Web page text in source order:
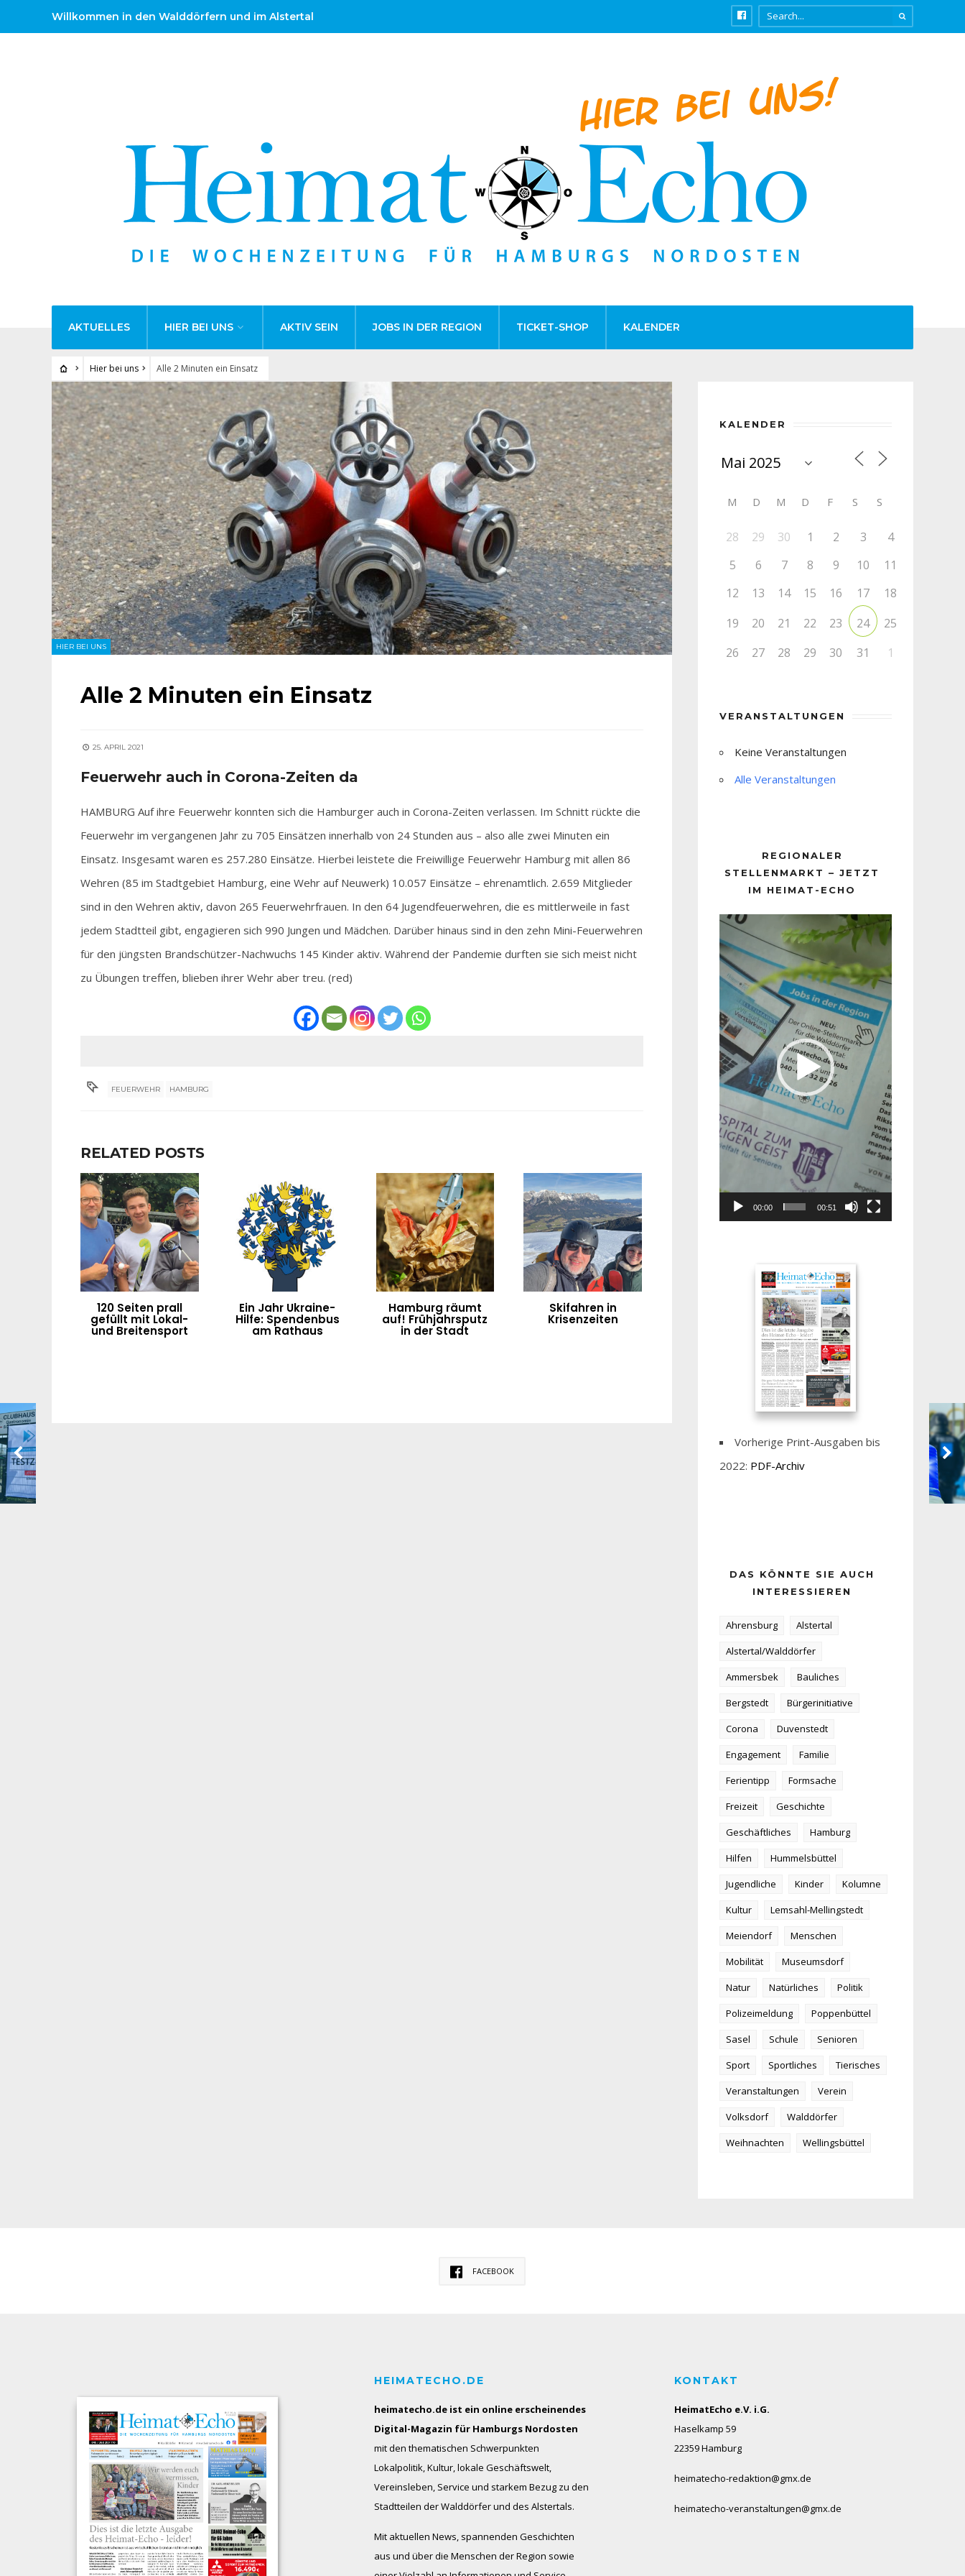
Willkommen in den Walddörfern und im Alstertal
AKTUELLES HIER BEI UNS AKTIV SEIN JOBS IN DER REGION TICKET-SHOP KALENDER
Hier bei uns Alle 2 Minuten ein Einsatz
HIER BEI UNS
Alle 2 Minuten ein Einsatz
25. APRIL 2021
Feuerwehr auch in Corona-Zeiten da
HAMBURG Auf ihre Feuerwehr konnten sich die Hamburger auch in Corona-Zeiten verlassen. Im Schnitt rückte die
Feuerwehr im vergangenen Jahr zu 705 Einsätzen innerhalb von 24 Stunden aus – also alle zwei Minuten ein
Einsatz. Insgesamt waren es 257.280 Einsätze. Hierbei leistete die Freiwillige Feuerwehr Hamburg mit allen 86
Wehren (85 im Stadtgebiet Hamburg, eine Wehr auf Neuwerk) 10.057 Einsätze – ehrenamtlich. 2.659 Mitglieder
sind in den Wehren aktiv, davon 265 Feuerwehrfrauen. In den 64 Jugendfeuerwehren, die es mittlerweile in fast
jedem Stadtteil gibt, engagieren sich 990 Jungen und Mädchen. Darüber hinaus sind in den zehn Mini-Feuerwehren
für den jüngsten Brandschützer-Nachwuchs 145 Kinder aktiv. Während der Pandemie durften sie sich meist nicht
zu Übungen treffen, blieben ihrer Wehr aber treu. (red)
FEUERWEHR HAMBURG
RELATED POSTS
120 Seiten prall
gefüllt mit Lokal-
und Breitensport
Ein Jahr Ukraine-
Hilfe: Spendenbus
am Rathaus
Hamburg räumt
auf! Frühjahrsputz
in der Stadt
Skifahren in
Krisenzeiten
KALENDER
M D M D F S S
28 29 30 1 2 3
4
5
6 7 8 9 10
11
12
13 14 15 16 17
18
19
20 21 22 23 24
25
26
27 28 29 30 31 1
VERANSTALTUNGEN
Keine Veranstaltungen
Alle Veranstaltungen
REGIONALER
STELLENMARKT – JETZT
IM HEIMAT-ECHO
Player
00:00 00:51
Vorherige Print-Ausgaben bis
2022: PDF-Archiv
DAS KÖNNTE SIE AUCH
INTERESSIEREN
Ahrensburg
Alstertal
Alstertal/Walddörfer
Ammersbek
Bauliches
Bergstedt
Bürgerinitiative
Corona
Duvenstedt
Engagement
Familie
Ferientipp
Formsache
Freizeit
Geschichte
Geschäftliches
Hamburg
Hilfen
Hummelsbüttel
Jugendliche
Kinder
Kolumne
Kultur
Lemsahl-Mellingstedt
Meiendorf
Menschen
Mobilität
Museumsdorf
Natur
Natürliches
Politik
Polizeimeldung
Poppenbüttel
Sasel
Schule
Senioren
Sport
Sportliches
Tierisches
Veranstaltungen
Verein
Volksdorf
Walddörfer
Weihnachten
Wellingsbüttel
FACEBOOK
HEIMATECHO.DE
heimatecho.de ist ein online erscheinendes
Digital-Magazin für Hamburgs Nordosten
mit den thematischen Schwerpunkten
Lokalpolitik, Kultur, lokale Geschäftswelt,
Vereinsleben, Service und starkem Bezug zu den
Stadtteilen der Walddörfer und des Alstertals.
Mit aktuellen News, spannenden Geschichten
aus und über die Menschen der Region sowie
KONTAKT
HeimatEcho e.V. i.G.
Haselkamp 59
22359 Hamburg
heimatecho-redaktion@gmx.de
heimatecho-veranstaltungen@gmx.de